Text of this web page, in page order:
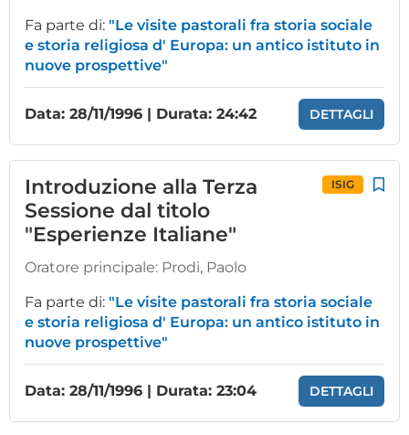
Fa parte di: "Le visite pastorali fra storia sociale
e storia religiosa d' Europa: un antico istituto in
nuove prospettive"
Data: 28/11/1996 | Durata: 24:42 DETTAGLI
Introduzione alla Terza
Sessione dal titolo
"Esperienze Italiane"
ISIG
Oratore principale: Prodi, Paolo
Fa parte di: "Le visite pastorali fra storia sociale
e storia religiosa d' Europa: un antico istituto in
nuove prospettive"
Data: 28/11/1996 | Durata: 23:04 DETTAGLI